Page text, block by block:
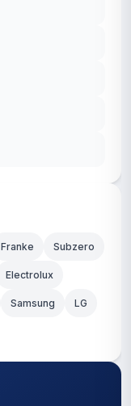
Franke Subzero
Electrolux
Samsung LG